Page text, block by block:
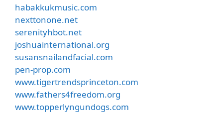
habakkukmusic.com
nexttonone.net
serenityhbot.net
joshuainternational.org
susansnailandfacial.com
pen-prop.com
www.tigertrendsprinceton.com
www.fathers4freedom.org
www.topperlyngundogs.com